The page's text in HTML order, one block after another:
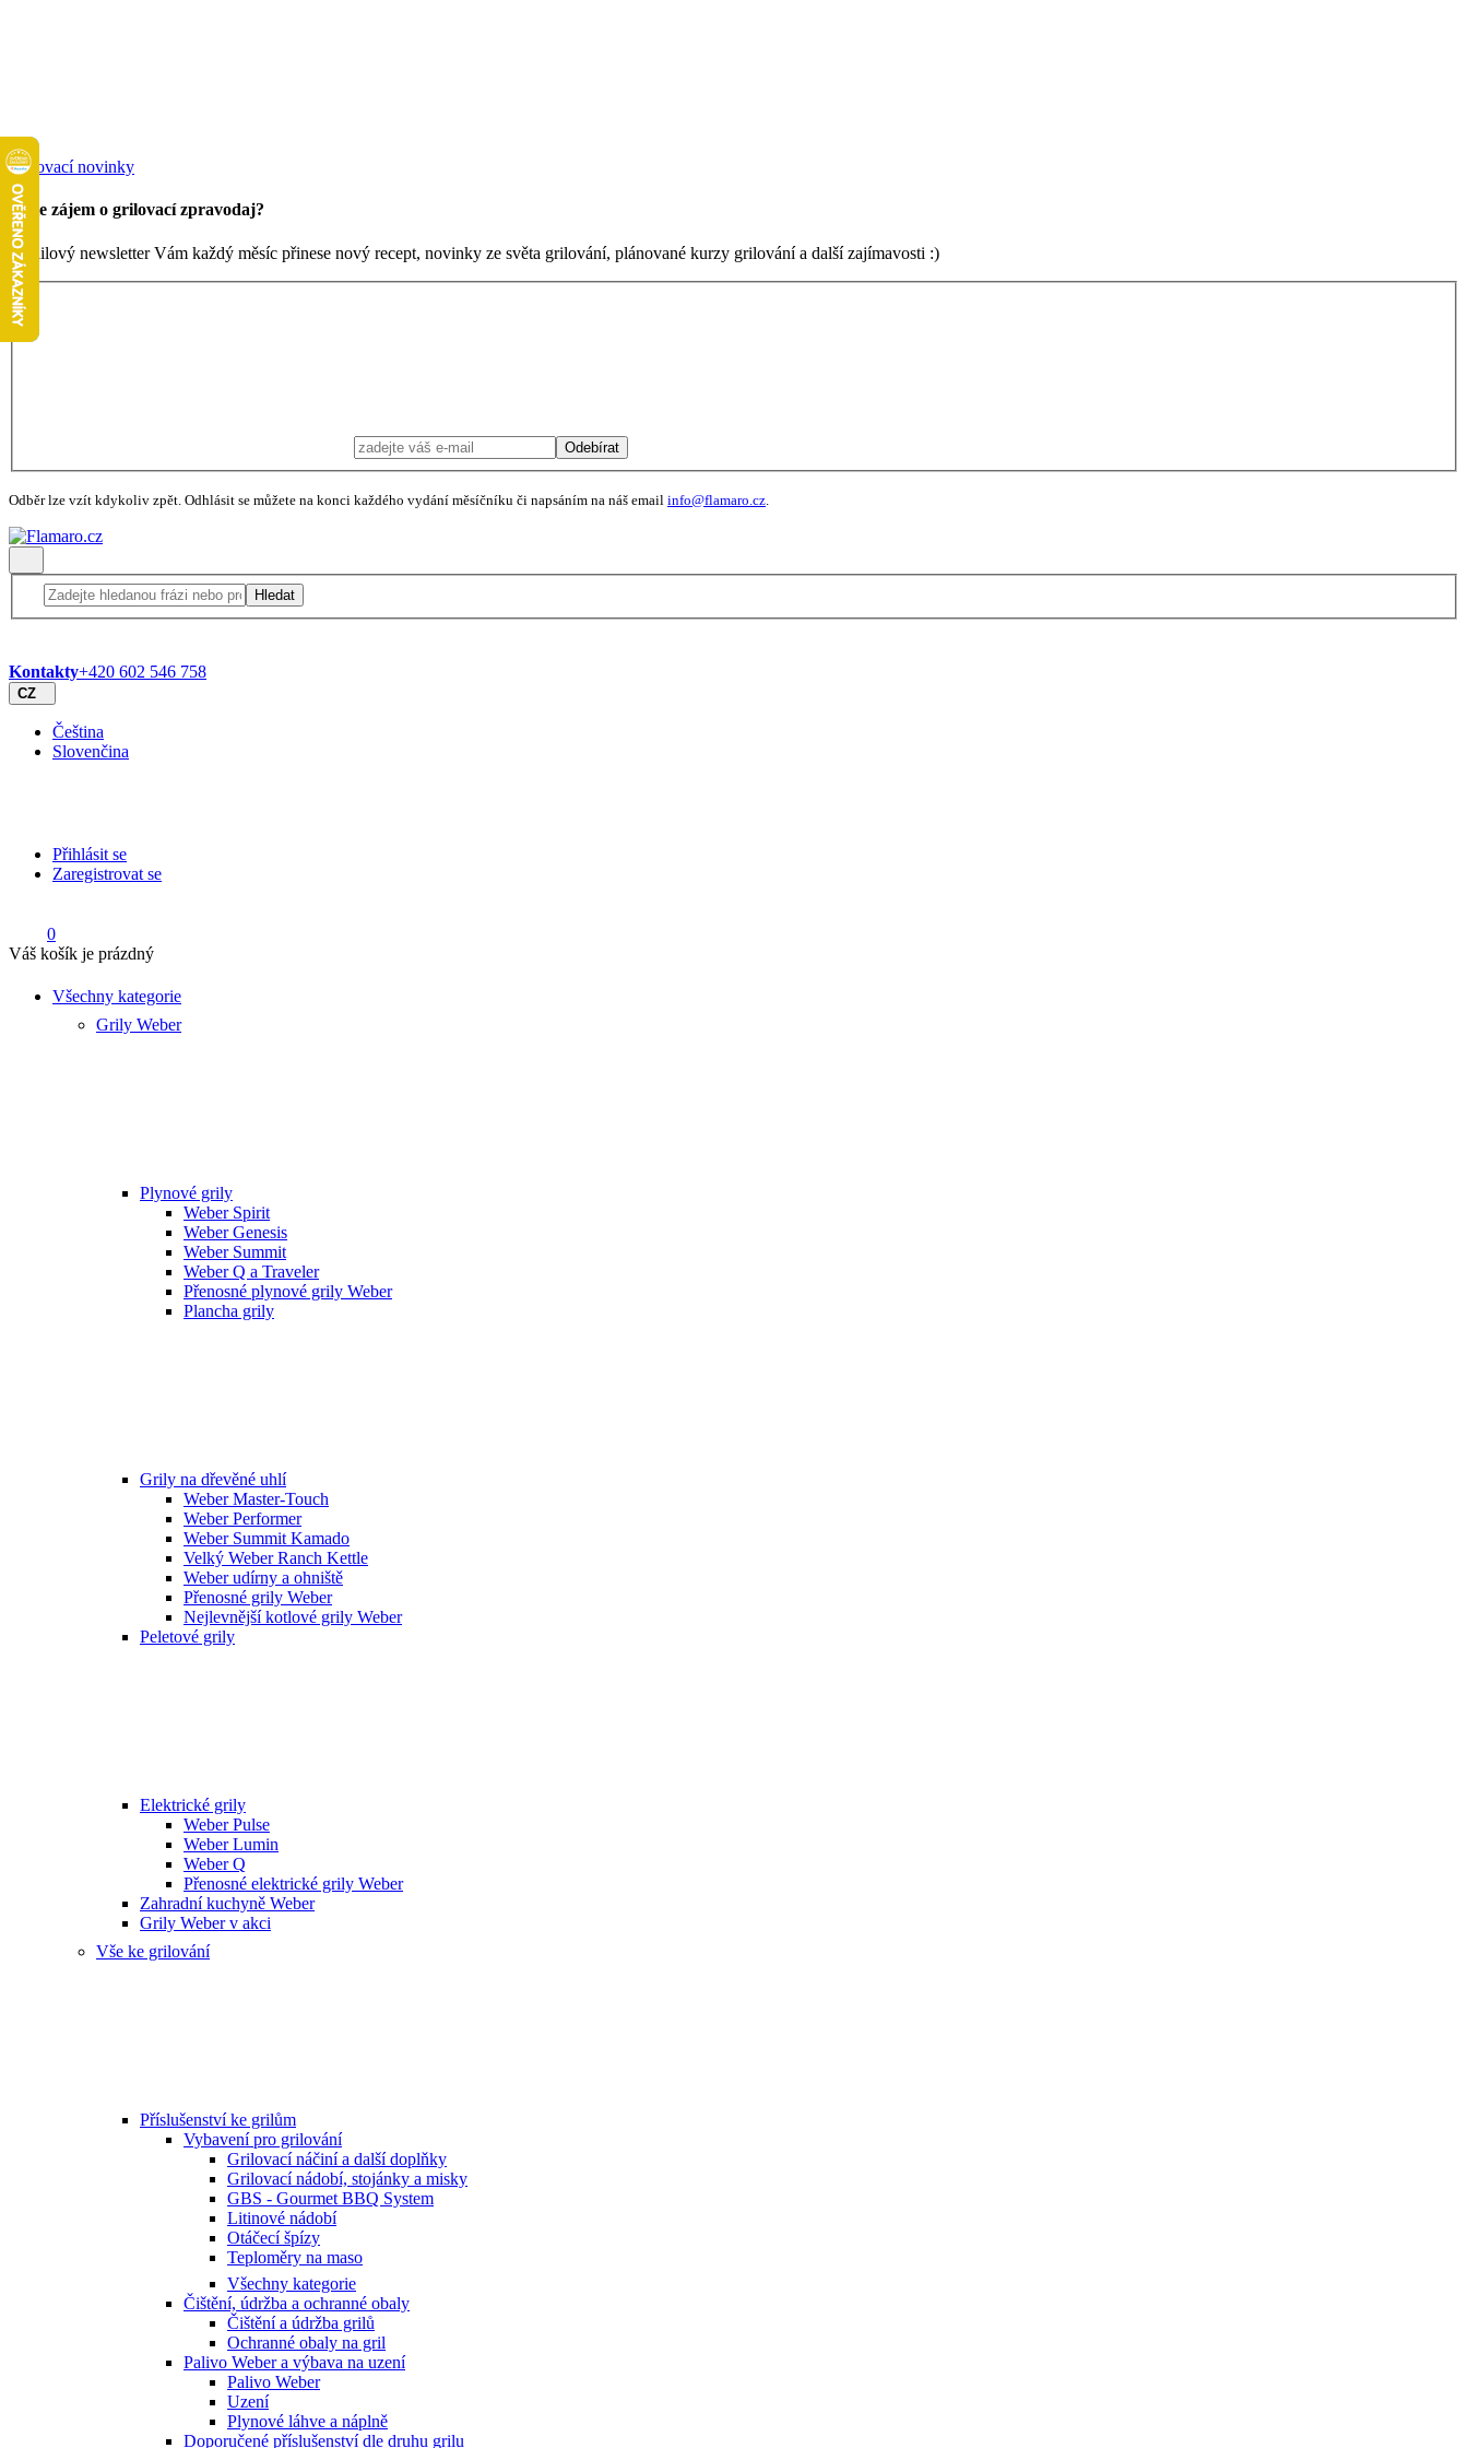
Grilovací novinky
Máte zájem o grilovací zpravodaj?
Emailový newsletter Vám každý měsíc přinese nový recept, novinky ze světa grilování, plánované kurzy grilování a další zajímavosti :)
Odebírat
Odběr lze vzít kdykoliv zpět. Odhlásit se můžete na konci každého vydání měsíčníku či napsáním na náš email info@flamaro.cz.
Hledat
Kontakty+420 602 546 758
CZ
Čeština
Slovenčina
Přihlásit se
Zaregistrovat se
0
Váš košík je prázdný
Všechny kategorie
Grily Weber
Plynové grily
Weber Spirit
Weber Genesis
Weber Summit
Weber Q a Traveler
Přenosné plynové grily Weber
Plancha grily
Grily na dřevěné uhlí
Weber Master-Touch
Weber Performer
Weber Summit Kamado
Velký Weber Ranch Kettle
Weber udírny a ohniště
Přenosné grily Weber
Nejlevnější kotlové grily Weber
Peletové grily
Elektrické grily
Weber Pulse
Weber Lumin
Weber Q
Přenosné elektrické grily Weber
Zahradní kuchyně Weber
Grily Weber v akci
Vše ke grilování
Příslušenství ke grilům
Vybavení pro grilování
Grilovací náčiní a další doplňky
Grilovací nádobí, stojánky a misky
GBS - Gourmet BBQ System
Litinové nádobí
Otáčecí špízy
Teploměry na maso
Všechny kategorie
Čištění, údržba a ochranné obaly
Čištění a údržba grilů
Ochranné obaly na gril
Palivo Weber a výbava na uzení
Palivo Weber
Uzení
Plynové láhve a náplně
Doporučené příslušenství dle druhu grilu